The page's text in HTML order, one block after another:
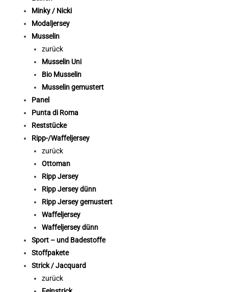
Minky / Nicki
Modaljersey
Musselin
zurück
Musselin Uni
Bio Musselin
Musselin gemustert
Panel
Punta di Roma
Reststücke
Ripp-/Waffeljersey
zurück
Ottoman
Ripp Jersey
Ripp Jersey dünn
Ripp Jersey gemustert
Waffeljersey
Waffeljersey dünn
Sport – und Badestoffe
Stoffpakete
Strick / Jacquard
zurück